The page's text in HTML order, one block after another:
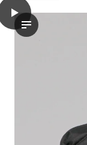
play
Das Video
TOSTERÖ